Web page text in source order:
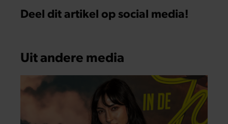
Deel dit artikel op social media!
Uit andere media